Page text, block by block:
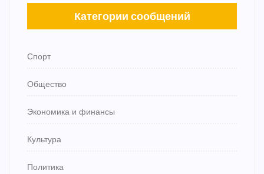
Категории сообщений
Спорт
Общество
Экономика и финансы
Культура
Политика